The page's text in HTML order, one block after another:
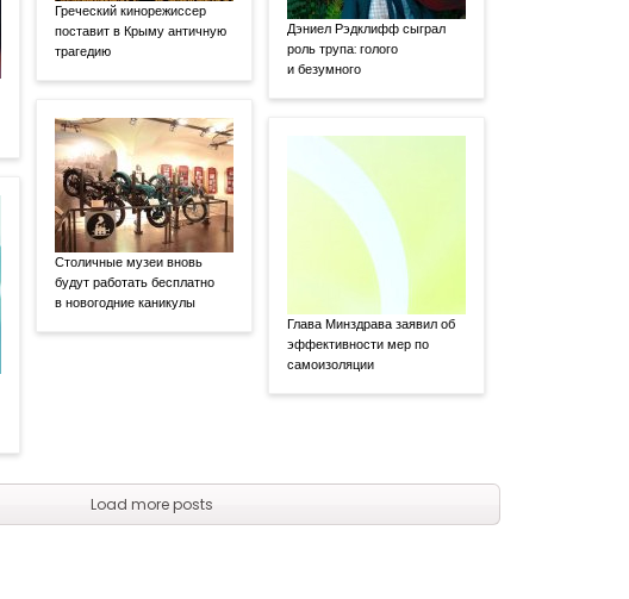
Греческий кинорежиссер
поставит в Крыму античную
трагедию
Столичные музеи вновь
будут работать бесплатно
в новогодние каникулы
Дэниел Рэдклифф сыграл
роль трупа: голого
и безумного
Глава Минздрава заявил об
эффективности мер по
самоизоляции
Load more posts